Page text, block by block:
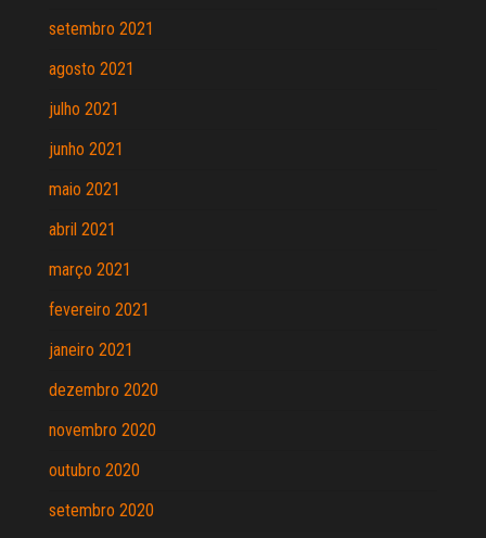
setembro 2021
agosto 2021
julho 2021
junho 2021
maio 2021
abril 2021
março 2021
fevereiro 2021
janeiro 2021
dezembro 2020
novembro 2020
outubro 2020
setembro 2020